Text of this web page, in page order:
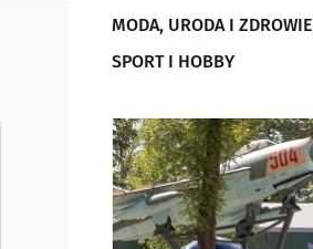
MODA, URODA I ZDROWIE
SPORT I HOBBY